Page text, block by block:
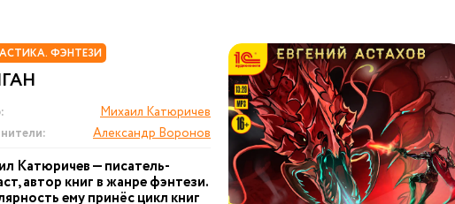
ФЭНТЕЗИ
Михаил Катюричев
Александр Воронов
Катюричев — писатель-
автор книг в жанре фэнтези.
ему принёс цикл книг